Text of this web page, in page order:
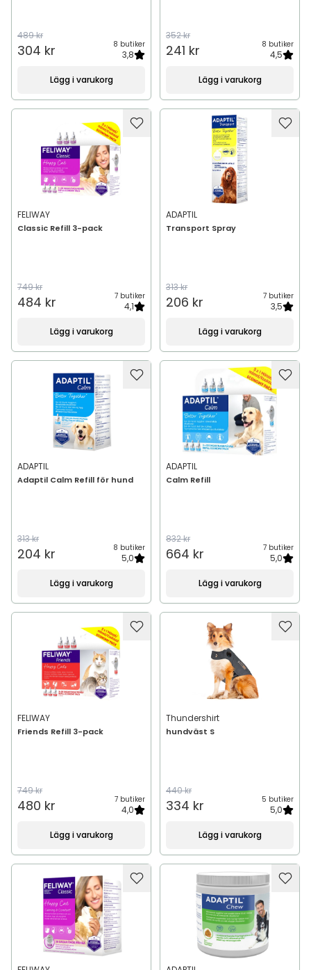
489 kr
304 kr 8 butiker
3,8
Lägg i varukorg
352 kr
241 kr 8 butiker
4,5
Lägg i varukorg
FELIWAY
Classic Refill 3-pack
749 kr
484 kr 7 butiker
4,1
Lägg i varukorg
ADAPTIL
Transport Spray
313 kr
206 kr 7 butiker
3,5
Lägg i varukorg
ADAPTIL
Adaptil Calm Refill för hund
313 kr
204 kr 8 butiker
5,0
Lägg i varukorg
ADAPTIL
Calm Refill
832 kr
664 kr 7 butiker
5,0
Lägg i varukorg
FELIWAY
Friends Refill 3-pack
749 kr
480 kr 7 butiker
4,0
Lägg i varukorg
Thundershirt
hundväst S
440 kr
334 kr 5 butiker
5,0
Lägg i varukorg